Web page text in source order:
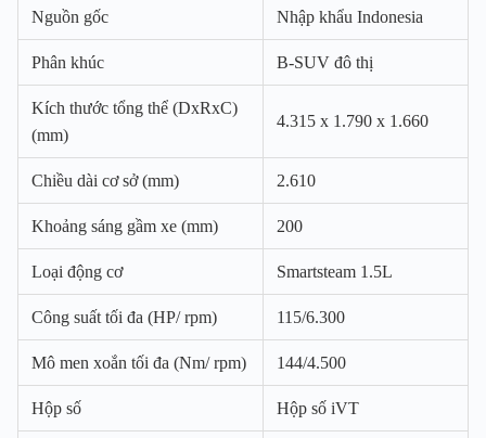
Nguồn gốc Nhập khẩu Indonesia
Phân khúc B-SUV đô thị
Kích thước tổng thể (DxRxC)
(mm)
4.315 x 1.790 x 1.660
Chiều dài cơ sở (mm) 2.610
Khoảng sáng gầm xe (mm) 200
Loại động cơ Smartsteam 1.5L
Công suất tối đa (HP/ rpm) 115/6.300
Mô men xoắn tối đa (Nm/ rpm) 144/4.500
Hộp số Hộp số iVT